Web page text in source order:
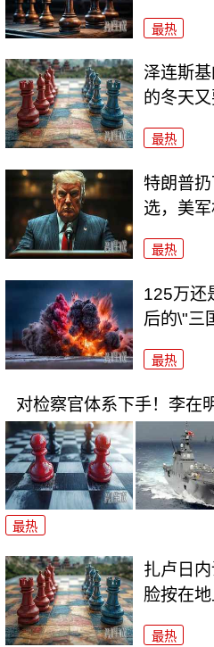
最热
泽连斯
的冬天
最热
特朗普
选，美
最热
125万还
后的\"三
最热
对检察官体系下手！李在
最热
扎卢日
脸按在
最热